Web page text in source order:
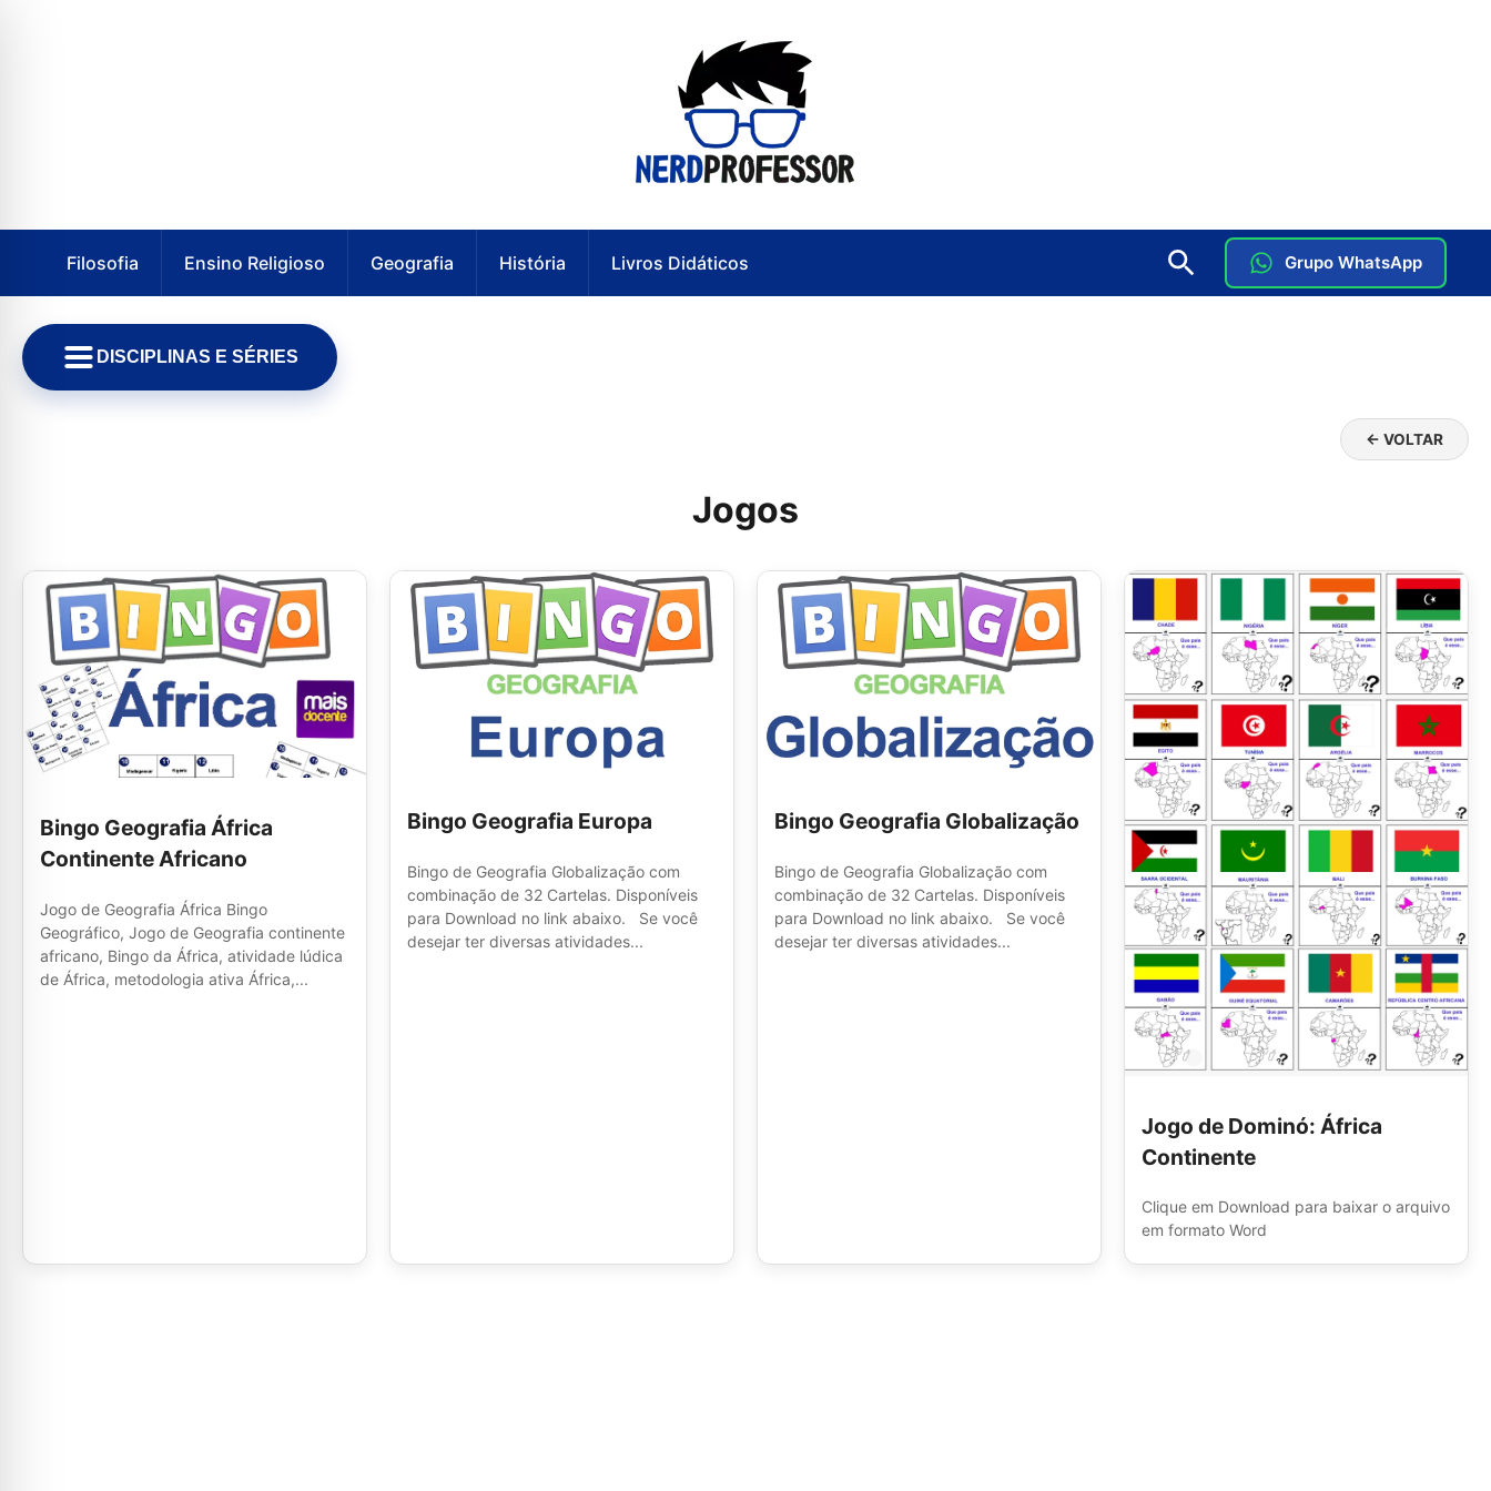
Filosofia Ensino Religioso Geografia História Livros Didáticos Grupo WhatsApp
DISCIPLINAS E SÉRIES
← VOLTAR
Jogos
Bingo Geografia África
Continente Africano
Jogo de Geografia África Bingo
Geográfico, Jogo de Geografia continente
africano, Bingo da África, atividade lúdica
de África, metodologia ativa África,...
Bingo Geografia Europa
Bingo de Geografia Globalização com
combinação de 32 Cartelas. Disponíveis
para Download no link abaixo. Se você
desejar ter diversas atividades...
Bingo Geografia Globalização
Bingo de Geografia Globalização com
combinação de 32 Cartelas. Disponíveis
para Download no link abaixo. Se você
desejar ter diversas atividades...
Jogo de Dominó: África
Continente
Clique em Download para baixar o arquivo
em formato Word